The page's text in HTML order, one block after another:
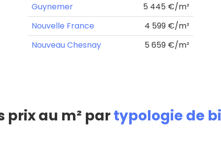
Guynemer
5 445 €/m²
Nouvelle France
4 599 €/m²
Nouveau Chesnay
5 659 €/m²
prix au m² partypologie de